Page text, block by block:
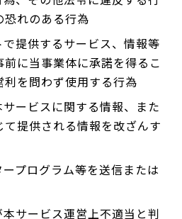
恐れのある行為
提供するサービス、情報等
に当事業体に承諾を得るこ
利を問わず使用する行為
ービスに関する情報、また
提供される情報を改ざんす
プログラム等を送信または
サービス運営上不適当と判